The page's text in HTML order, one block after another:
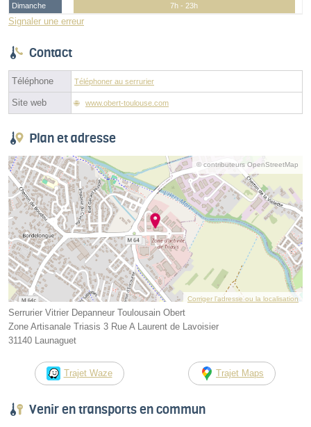
Dimanche
7h - 23h
Signaler une erreur
Contact
Téléphone Téléphoner au serrurier
Site web www.obert-toulouse.com
Plan et adresse
© contributeurs OpenStreetMap
Corriger l’adresse ou la localisation
Serrurier Vitrier Depanneur Toulousain Obert
Zone Artisanale Triasis 3 Rue A Laurent de Lavoisier
31140 Launaguet
Trajet Waze Trajet Maps
Venir en transports en commun